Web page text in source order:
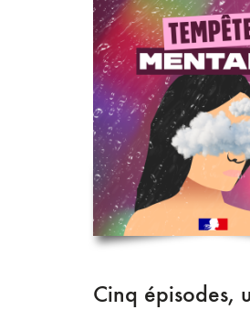
Cinq épisodes,